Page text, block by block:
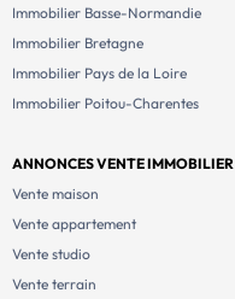
Immobilier Basse-Normandie
Immobilier Bretagne
Immobilier Pays de la Loire
Immobilier Poitou-Charentes
ANNONCES VENTE IMMOBILIER
Vente maison
Vente appartement
Vente studio
Vente terrain